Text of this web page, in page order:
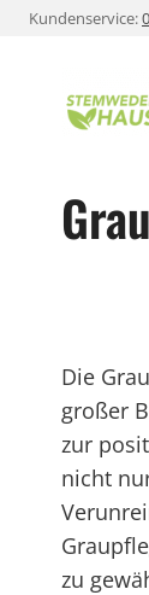
ZumKundenservice:
Die
großer
zur
nicht
zu